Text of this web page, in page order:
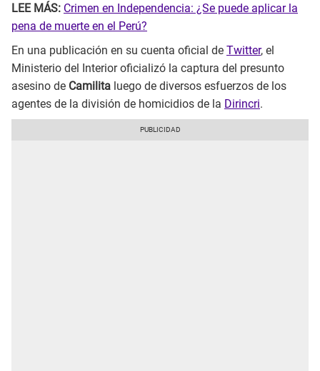
LEE MÁS: Crimen en Independencia: ¿Se puede aplicar la
pena de muerte en el Perú?
En una publicación en su cuenta oficial de Twitter, el
Ministerio del Interior oficializó la captura del presunto
asesino de Camilita luego de diversos esfuerzos de los
agentes de la división de homicidios de la Dirincri.